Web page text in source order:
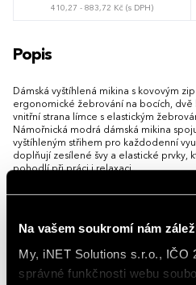
Na vašem soukromí nám
My, iNET Solutions s.r.o., IČO
správné funkčnosti webu
410,27 - 883,72 Kč (s DPH)
S
Popis
Dámská vyštíhlená mikina s kovovým
ergonomické žebrování na bocích, dvě
vnitřní strana límce s elastickým
Námořnická modrá dámská mikina
vyštíhleným střihem pro každodenní
doplňují zesílené švy a elastické prvky,
pohodlí při práci i relaxaci.
Nabízí dvě postranní kapsy na zip a
příjemně sedí na krku a spolehlivě
Možnost brandingu:Produkt lze
ohledem na design i váš rozpočet.